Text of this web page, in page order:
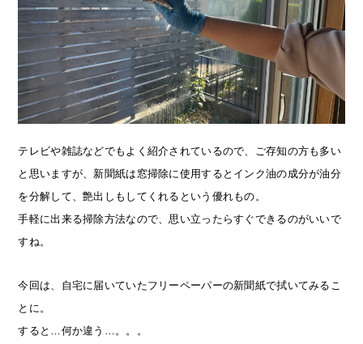
テレビや雑誌などでもよく紹介されているので、ご存知の方も多い
と思いますが、新聞紙は窓掃除に使用するとインク油の成分が油分
を分解して、艶出しもしてくれるという優れもの。
手軽に出来る掃除方法なので、思い立ったらすぐできるのがいいで
すね。
今回は、自宅に届いていたフリーペーパーの新聞紙で拭いてみるこ
とに。
すると…何か違う…。。。